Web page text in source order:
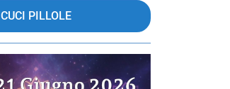
CUCI PILLOLE